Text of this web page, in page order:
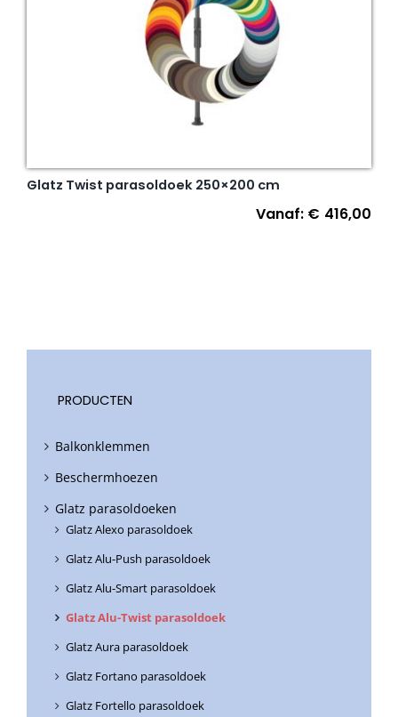
Glatz Twist parasoldoek 250×200 cm
Vanaf: € 416,00
PRODUCTEN
Balkonklemmen
Beschermhoezen
Glatz parasoldoeken
Glatz Alexo parasoldoek
Glatz Alu-Push parasoldoek
Glatz Alu-Smart parasoldoek
Glatz Alu-Twist parasoldoek
Glatz Aura parasoldoek
Glatz Fortano parasoldoek
Glatz Fortello parasoldoek